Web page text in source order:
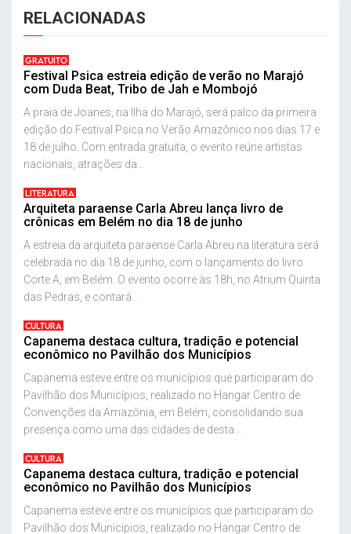
RELACIONADAS
GRATUITO
Festival Psica estreia edição de verão no Marajó
com Duda Beat, Tribo de Jah e Mombojó
A praia de Joanes, na Ilha do Marajó, será palco da primeira
edição do Festival Psica no Verão Amazônico nos dias 17 e
18 de julho. Com entrada gratuita, o evento reúne artistas
nacionais, atrações da...
LITERATURA
Arquiteta paraense Carla Abreu lança livro de
crônicas em Belém no dia 18 de junho
A estreia da arquiteta paraense Carla Abreu na literatura será
celebrada no dia 18 de junho, com o lançamento do livro
Corte A, em Belém. O evento ocorre às 18h, no Atrium Quinta
das Pedras, e contará...
CULTURA
Capanema destaca cultura, tradição e potencial
econômico no Pavilhão dos Municípios
Capanema esteve entre os municípios que participaram do
Pavilhão dos Municípios, realizado no Hangar Centro de
Convenções da Amazônia, em Belém, consolidando sua
presença como uma das cidades de desta...
CULTURA
Capanema destaca cultura, tradição e potencial
econômico no Pavilhão dos Municípios
Capanema esteve entre os municípios que participaram do
Pavilhão dos Municípios, realizado no Hangar Centro de